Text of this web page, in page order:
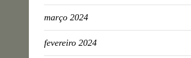
março 2024
fevereiro 2024